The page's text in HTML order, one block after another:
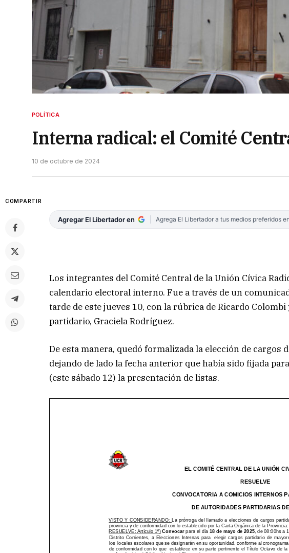
POLÍTICA
Interna radical: el Comité
10 de octubre de 2024
COMPARTIR
Agregar El Libertador en Agrega El Libertador a tus medios preferidos
Los integrantes del Comité Central de la Unión Cívica
calendario electoral interno. Fue a través de un
tarde de este jueves 10, con la rúbrica de Ricardo
partidario, Graciela Rodríguez.
De esta manera, quedó formalizada la elección de cargos
dejando de lado la fecha anterior que había sido fijada
(este sábado 12) la presentación de listas.